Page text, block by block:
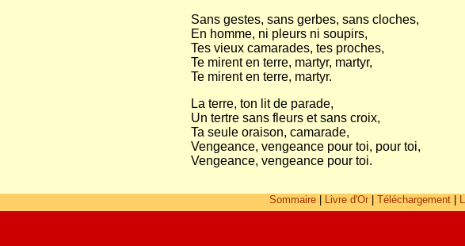
Sans gestes, sans gerbes, sans cloches,
En homme, ni pleurs ni soupirs,
Tes vieux camarades, tes proches,
Te mirent en terre, martyr, martyr,
Te mirent en terre, martyr.
La terre, ton lit de parade,
Un tertre sans fleurs et sans croix,
Ta seule oraison, camarade,
Vengeance, vengeance pour toi, pour toi,
Vengeance, vengeance pour toi.
Sommaire Livre d'Or Téléchargement